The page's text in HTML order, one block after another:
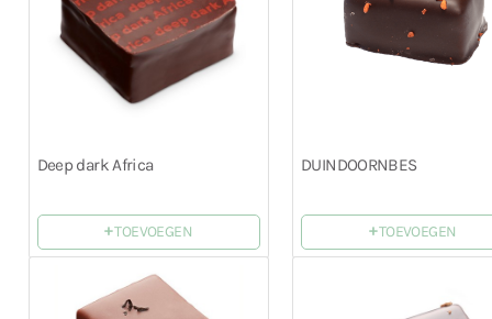
Deep dark Africa
+TOEVOEGEN
DUINDOORNBES
+TOEVOEGEN